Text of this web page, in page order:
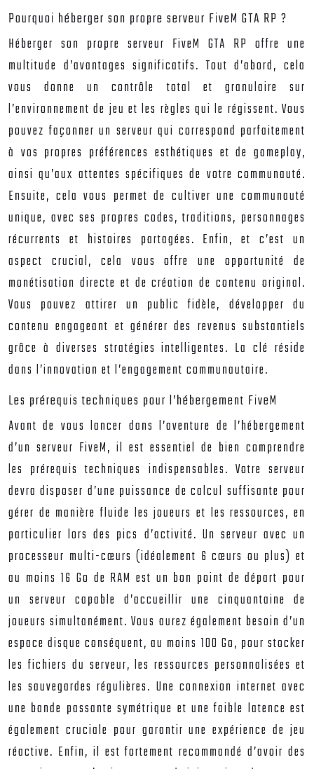
Pourquoi héberger son propre serveur FiveM GTA RP ?
Héberger son propre serveur FiveM GTA RP offre une
multitude d’avantages significatifs. Tout d’abord, cela
vous donne un contrôle total et granulaire sur
l’environnement de jeu et les règles qui le régissent. Vous
pouvez façonner un serveur qui correspond parfaitement
à vos propres préférences esthétiques et de gameplay,
ainsi qu’aux attentes spécifiques de votre communauté.
Ensuite, cela vous permet de cultiver une communauté
unique, avec ses propres codes, traditions, personnages
récurrents et histoires partagées. Enfin, et c’est un
aspect crucial, cela vous offre une opportunité de
monétisation directe et de création de contenu original.
Vous pouvez attirer un public fidèle, développer du
contenu engageant et générer des revenus substantiels
grâce à diverses stratégies intelligentes. La clé réside
dans l’innovation et l’engagement communautaire.
Les prérequis techniques pour l’hébergement FiveM
Avant de vous lancer dans l’aventure de l’hébergement
d’un serveur FiveM, il est essentiel de bien comprendre
les prérequis techniques indispensables. Votre serveur
devra disposer d’une puissance de calcul suffisante pour
gérer de manière fluide les joueurs et les ressources, en
particulier lors des pics d’activité. Un serveur avec un
processeur multi-cœurs (idéalement 6 cœurs ou plus) et
au moins 16 Go de RAM est un bon point de départ pour
un serveur capable d’accueillir une cinquantaine de
joueurs simultanément. Vous aurez également besoin d’un
espace disque conséquent, au moins 100 Go, pour stocker
les fichiers du serveur, les ressources personnalisées et
les sauvegardes régulières. Une connexion internet avec
une bande passante symétrique et une faible latence est
également cruciale pour garantir une expérience de jeu
réactive. Enfin, il est fortement recommandé d’avoir des